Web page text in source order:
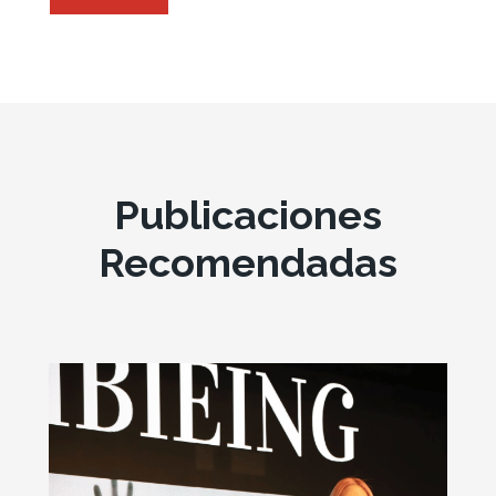
Publicaciones
Recomendadas